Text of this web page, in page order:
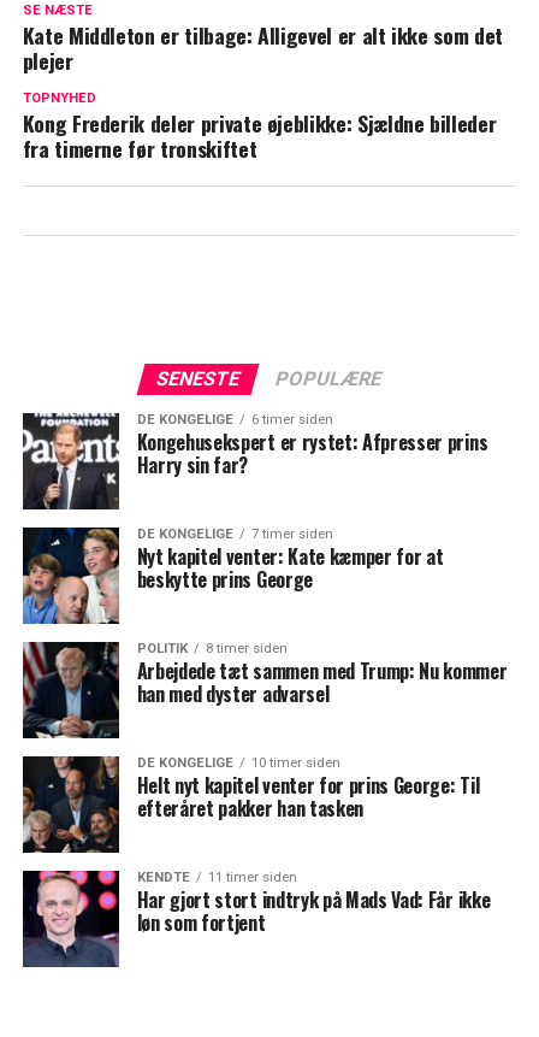
Kongehuset melder ud: I år bliver det helt
SE NÆSTE
Kate Middleton er tilbage: Alligevel er alt ikke som det
plejer
TOPNYHED
Kong Frederik deler private øjeblikke: Sjældne billeder
fra timerne før tronskiftet
SENESTE POPULÆRE
DE KONGELIGE 6 timer siden
Kongehusekspert er rystet: Afpresser prins
Harry sin far?
DE KONGELIGE 7 timer siden
Nyt kapitel venter: Kate kæmper for at
beskytte prins George
POLITIK 8 timer siden
Arbejdede tæt sammen med Trump: Nu kommer
han med dyster advarsel
DE KONGELIGE 10 timer siden
Helt nyt kapitel venter for prins George: Til
efteråret pakker han tasken
KENDTE 11 timer siden
Har gjort stort indtryk på Mads Vad: Får ikke
løn som fortjent